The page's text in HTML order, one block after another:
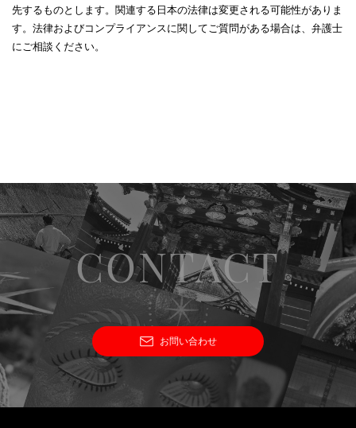
先するものとします。関連する日本の法律は変更される可能性がありま
す。法律およびコンプライアンスに関してご質問がある場合は、弁護士
にご相談ください。
CONTACT
お問い合わせ